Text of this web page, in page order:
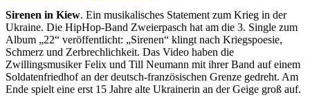
Sirenen in Kiew. Ein musikalisches Statement zum Krieg in der
Ukraine. Die HipHop-Band Zweierpasch hat am die 3. Single zum
Album „22“ veröffentlicht: „Sirenen“ klingt nach Kriegspoesie,
Schmerz und Zerbrechlichkeit. Das Video haben die
Zwillingsmusiker Felix und Till Neumann mit ihrer Band auf einem
Soldatenfriedhof an der deutsch-französischen Grenze gedreht. Am
Ende spielt eine erst 15 Jahre alte Ukrainerin an der Geige groß auf.